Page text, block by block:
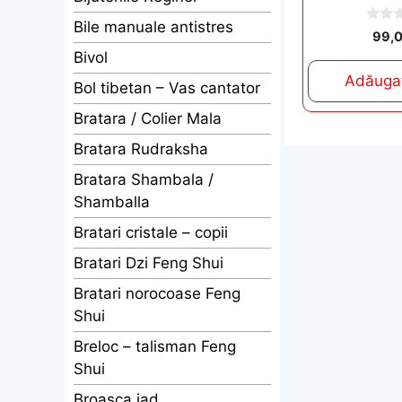
0
o
5
Bile manuale antistres
Bivol
Bol tibetan – Vas cantator
Bratara / Colier Mala
Bratara Rudraksha
Bratara Shambala /
Shamballa
Bratari cristale – copii
Bratari Dzi Feng Shui
Bratari norocoase Feng
Shui
Breloc – talisman Feng
Shui